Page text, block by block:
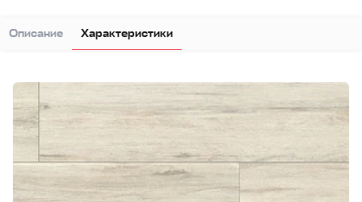
Описание Характеристики